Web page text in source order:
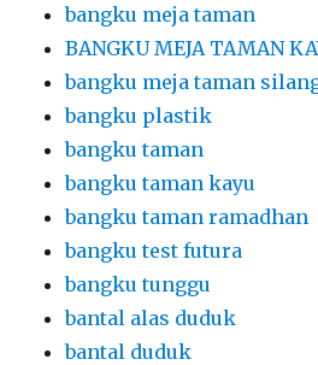
bangku meja taman
BANGKU MEJA TAMAN
bangku meja taman
bangku plastik
bangku taman
bangku taman kayu
bangku taman ramadhan
bangku test futura
bangku tunggu
bantal alas duduk
bantal duduk